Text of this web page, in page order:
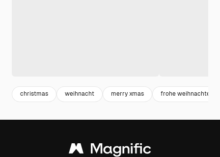
christmas weihnacht merry xmas frohe weihnachten